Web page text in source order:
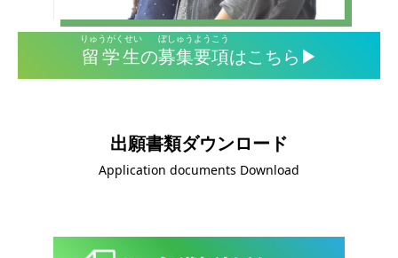
留学生
りゅうがくせい
の募集要項
ぼしゅうようこう
はこちら▶
出願書類ダウンロード
Application documents Download